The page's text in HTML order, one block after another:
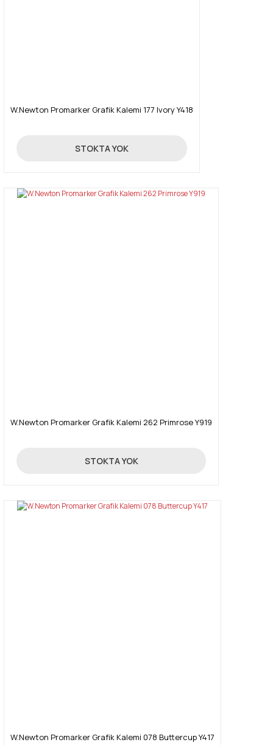
W.Newton Promarker Grafik Kalemi 177 Ivory Y418
19,90 TL
STOKTA YOK
W.Newton Promarker Grafik Kalemi 262 Primrose Y919
19,90 TL
STOKTA YOK
W.Newton Promarker Grafik Kalemi 078 Buttercup Y417